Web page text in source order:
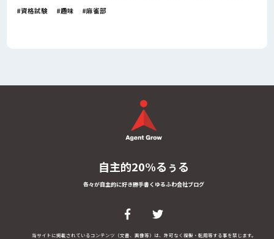
資格試験
趣味 麻雀部
自主的20%るぅる
各々が自主的に好き勝手書くゆるふわ会社ブログ
当サイトに掲載されているコンテンツ（文書、画像等）は、許可なく複製・転用等する事を禁じます。